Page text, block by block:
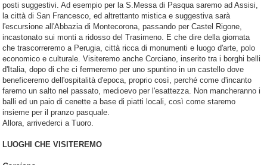
posti suggestivi. Ad esempio per la S.Messa di Pasqua saremo ad Assisi,
la città di San Francesco, ed altrettanto mistica e suggestiva sarà
l'escursione all'Abbazia di Montecorona, passando per Castel Rigone,
incastonato sui monti a ridosso del Trasimeno. E che dire della giornata
che trascorreremo a Perugia, città ricca di monumenti e luogo d'arte, polo
economico e culturale. Visiteremo anche Corciano, inserito tra i borghi belli
d'Italia, dopo di che ci fermeremo per uno spuntino in un castello dove
beneficeremo dell'ospitalità d'epoca, proprio così, perché come d'incanto
faremo un salto nel passato, medioevo per l'esattezza. Non mancheranno i
balli ed un paio di cenette a base di piatti locali, così come staremo
insieme per il pranzo pasquale.
Allora, arrivederci a Tuoro.
LUOGHI CHE VISITEREMO